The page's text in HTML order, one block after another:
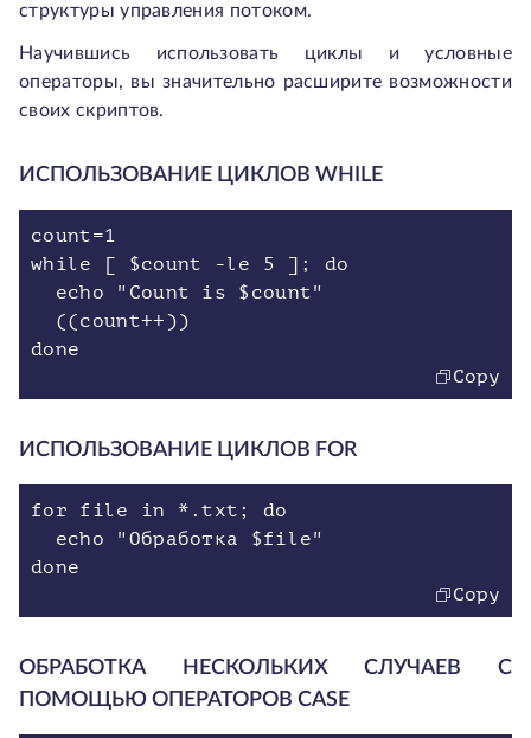
структуры управления потоком.
Научившись использовать циклы и условные
операторы, вы значительно расширите возможности
своих скриптов.
ИСПОЛЬЗОВАНИЕ ЦИКЛОВ WHILE
count=1
while [ $count -le 5 ]; do
echo "Count is $count"
((count++))
done
Copy
ИСПОЛЬЗОВАНИЕ ЦИКЛОВ FOR
for file in *.txt; do
echo "Обработка $file"
done
Copy
ОБРАБОТКА НЕСКОЛЬКИХ СЛУЧАЕВ С
ПОМОЩЬЮ ОПЕРАТОРОВ CASE